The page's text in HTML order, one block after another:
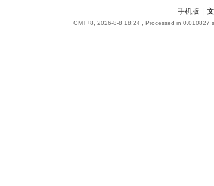
手机版
GMT+8, 2026-8-8 18:24 , Processed in 0.010827